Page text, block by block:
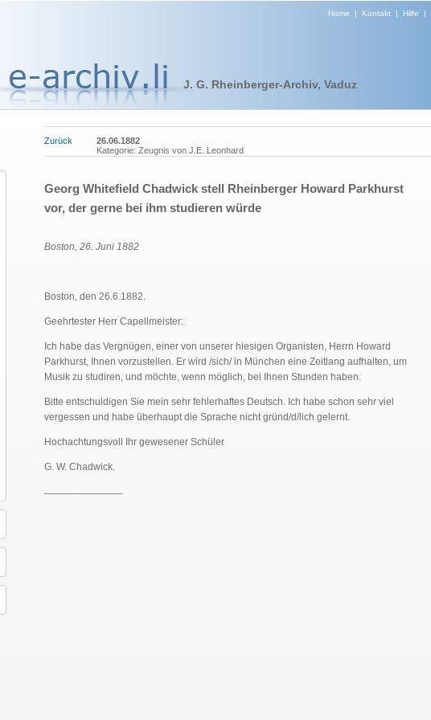
Home | Kontakt| Hilfe |
J. G. Rheinberger-Archiv, Vaduz
Zurück
26.06.1882
Kategorie: Zeugnis von J.E. Leonhard
Georg Whitefield Chadwick stell Rheinberger Howard Parkhurst
vor, der gerne bei ihm studieren würde
Boston, 26. Juni 1882
Boston, den 26.6.1882.
Geehrtester Herr Capellmeister:
Ich habe das Vergnügen, einer von unserer hiesigen Organisten, Herrn Howard
Parkhurst, Ihnen vorzustellen. Er wird /sich/ in München eine Zeitlang aufhalten, um
Musik zu studiren, und möchte, wenn möglich, bei Ihnen Stunden haben.
Bitte entschuldigen Sie mein sehr fehlerhaftes Deutsch. Ich habe schon sehr viel
vergessen und habe überhaupt die Sprache nicht gründ/d/lich gelernt.
Hochachtungsvoll Ihr gewesener Schüler
G. W. Chadwick.